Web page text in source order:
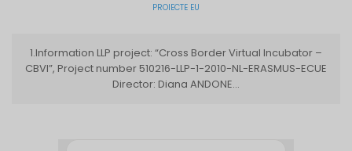
PROIECTE EU
1.Information LLP project: “Cross Border Virtual Incubator –
CBVI”, Project number 510216-LLP-1-2010-NL-ERASMUS-ECUE
Director: Diana ANDONE...